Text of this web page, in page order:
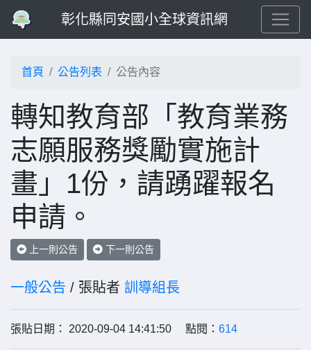
彰化縣同安國小全球資訊網
首頁 公告列表 公告內容
轉知教育部「教育業務
志願服務獎勵實施計
畫」1份，請踴躍報名
申請。
上一則公告 下一則公告
一般公告 / 張貼者 訓導組長
張貼日期： 2020-09-04 14:41:50 點閱： 614